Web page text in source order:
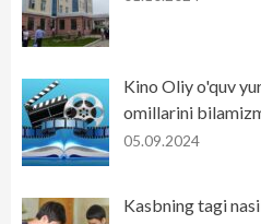
Kino Oliy o'quv
omillarini
05.09.2024
Kasbning tagi